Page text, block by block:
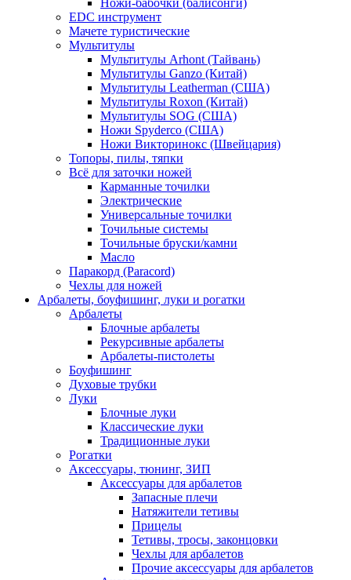
EDC инструмент
Мачете туристические
Мультитулы
Мультитулы Arhont (Тайвань)
Мультитулы Ganzo (Китай)
Мультитулы Leatherman (США)
Мультитулы Roxon (Китай)
Мультитулы SOG (США)
Ножи Spyderco (США)
Ножи Викторинокс (Швейцария)
Топоры, пилы, тяпки
Всё для заточки ножей
Карманные точилки
Электрические
Универсальные точилки
Точильные системы
Точильные бруски/камни
Масло
Паракорд (Paracord)
Чехлы для ножей
Арбалеты, боуфишинг, луки и рогатки
Арбалеты
Блочные арбалеты
Рекурсивные арбалеты
Арбалеты-пистолеты
Боуфишинг
Духовые трубки
Луки
Блочные луки
Классические луки
Традиционные луки
Рогатки
Аксессуары, тюнинг, ЗИП
Аксессуары для арбалетов
Запасные плечи
Натяжители тетивы
Прицелы
Тетивы, тросы, законцовки
Чехлы для арбалетов
Прочие аксессуары для арбалетов